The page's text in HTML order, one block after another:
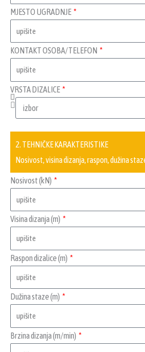
MJESTO UGRADNJE
KONTAKT OSOBA/TELEFON
VRSTA DIZALICE
2. TEHNIČKE KARAKTERISTIKE
Nosivost, visina dizanja, raspon, dužina
Nosivost (kN)
Visina dizanja (m)
Raspon dizalice (m)
Dužina staze (m)
Brzina dizanja (m/min)